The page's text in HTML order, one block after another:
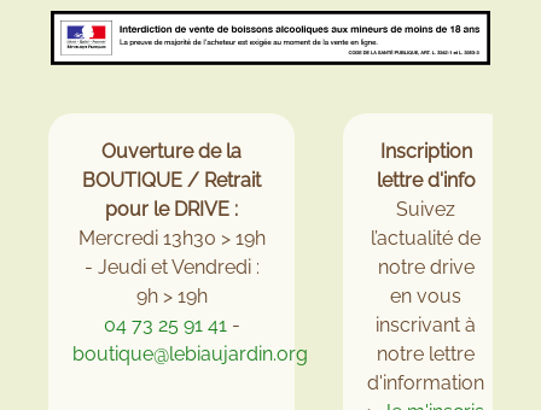
Inscription
lettre d'info
Suivez
l’actualité de
notre drive
en vous
inscrivant à
notre lettre
d'information
Ouverture de la
BOUTIQUE / Retrait
pour le DRIVE :
Mercredi 13h30 > 19h
- Jeudi et Vendredi :
9h > 19h
04 73 25 91 41-
boutique@lebiaujardin.org